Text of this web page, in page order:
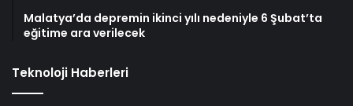
Malatya’da depremin ikinci yılı nedeniyle 6 Şubat’ta
eğitime ara verilecek
Teknoloji Haberleri